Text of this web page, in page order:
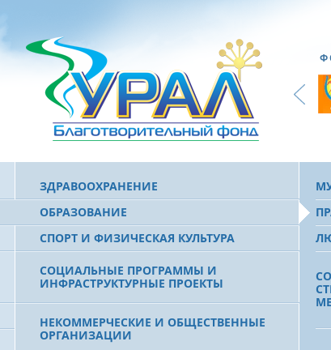
ЗДРАВООХРАНЕНИЕ
ОБРАЗОВАНИЕ
СПОРТ И ФИЗИЧЕСКАЯ КУЛЬТУРА
СОЦИАЛЬНЫЕ ПРОГРАММЫ И
ИНФРАСТРУКТУРНЫЕ ПРОЕКТЫ
НЕКОММЕРЧЕСКИЕ И ОБЩЕСТВЕННЫЕ
ОРГАНИЗАЦИИ